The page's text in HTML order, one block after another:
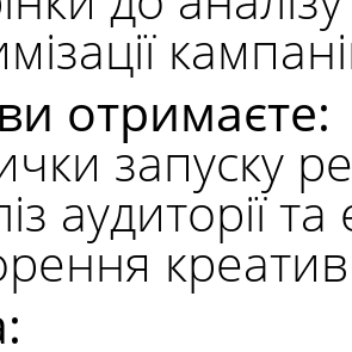
отримаєте:
запуску
аудиторії
ЄВРОПЕЙСЬКОГО УНІВЕРСИТЕТУ